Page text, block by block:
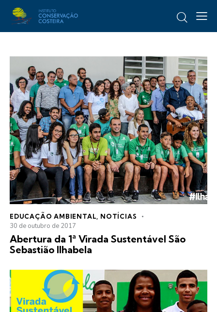
EDUCAÇÃO AMBIENTAL, NOTÍCIAS
30 de outubro de 2017
Abertura da 1ª Virada Sustentável São
Sebastião Ilhabela